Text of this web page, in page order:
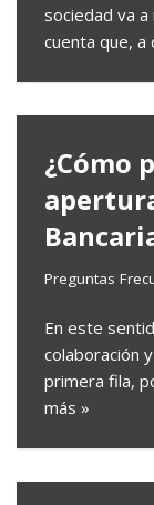
sociedad va a
cuenta que, a
¿Cómo
Preguntas
En este
colaboración
primera fila,
más »